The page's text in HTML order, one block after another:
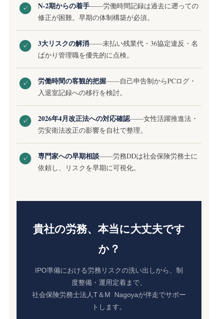
✓ N-2期からの着手——労働時間記録は過去に遡っての
修正が困難。早期の体制構築が必須。
✓ 3大リスクの解消——未払い残業代・36協定違反・名
ばかり管理職を優先的に点検。
✓ 労働時間の客観的把握——自己申告制からPCログ・
入退室記録への移行を検討。
✓ 2026年4月改正法への対応確認——女性活躍推進法・
労安衛法改正の影響を自社で整理。
✓ 専門家への早期相談——労務DDは社会保険労務士に
依頼し、リスクを早期に可視化。
貴社の労務、本当に大丈夫です
か？
IPO準備における労務リスクの洗い出しから、制
度整備・運用定着まで、
社会保険労務士法人T＆M Nagoyaが伴走でサポー
トします。